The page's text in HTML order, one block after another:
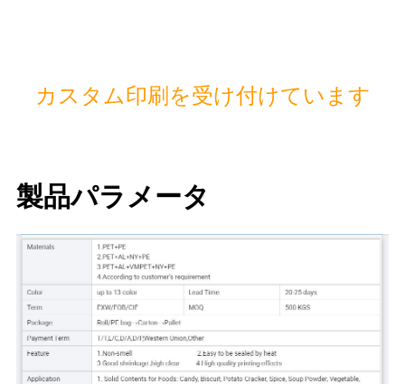
カスタム印刷を受け付けています
製品パラメータ